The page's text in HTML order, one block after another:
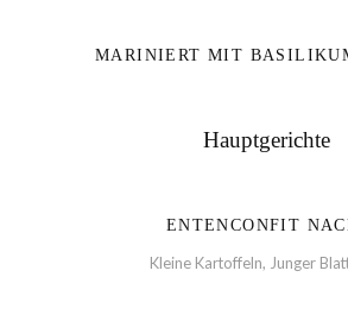
MARINIERT MIT
Hauptgerichte
ENTENCONFIT
Kleine Kartoffeln, Junger